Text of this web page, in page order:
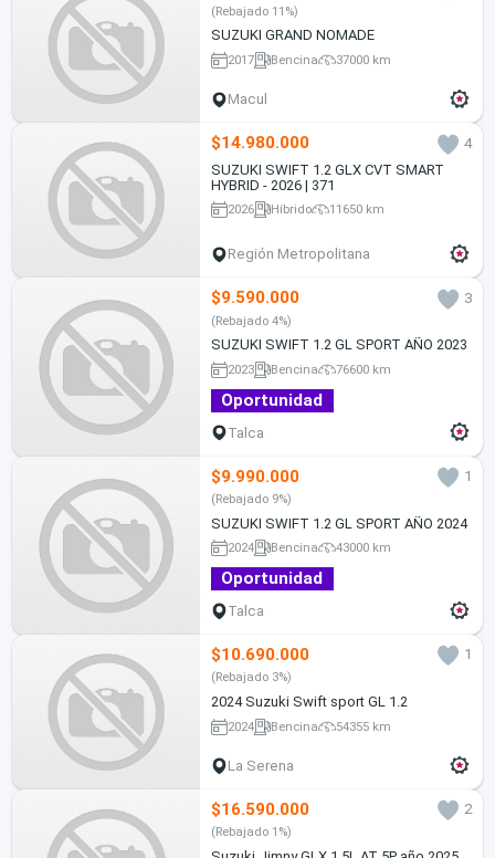
(Rebajado 11%)
SUZUKI GRAND NOMADE
2017 Bencina 37000 km
Macul
$14.980.000
4
SUZUKI SWIFT 1.2 GLX CVT SMART
HYBRID - 2026 | 371
2026 Híbrido 11650 km
Región Metropolitana
$9.590.000 3
(Rebajado 4%)
SUZUKI SWIFT 1.2 GL SPORT AÑO 2023
2023 Bencina 76600 km
Oportunidad
Talca
$9.990.000 1
(Rebajado 9%)
SUZUKI SWIFT 1.2 GL SPORT AÑO 2024
2024 Bencina 43000 km
Oportunidad
Talca
$10.690.000 1
(Rebajado 3%)
2024 Suzuki Swift sport GL 1.2
2024 Bencina 54355 km
La Serena
$16.590.000 2
(Rebajado 1%)